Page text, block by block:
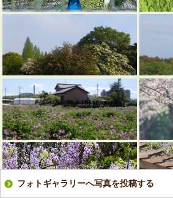
フォトギャラリーへ写真を投稿する